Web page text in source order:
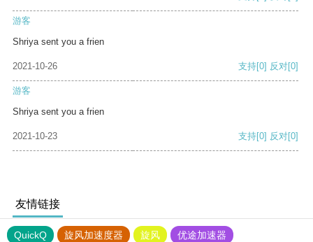
游客
Shriya sent you a frien
2021-10-26 支持[0] 反对[0]
游客
Shriya sent you a frien
2021-10-23 支持[0] 反对[0]
友情链接
QuickQ 旋风加速度器 旋风
优途加速器